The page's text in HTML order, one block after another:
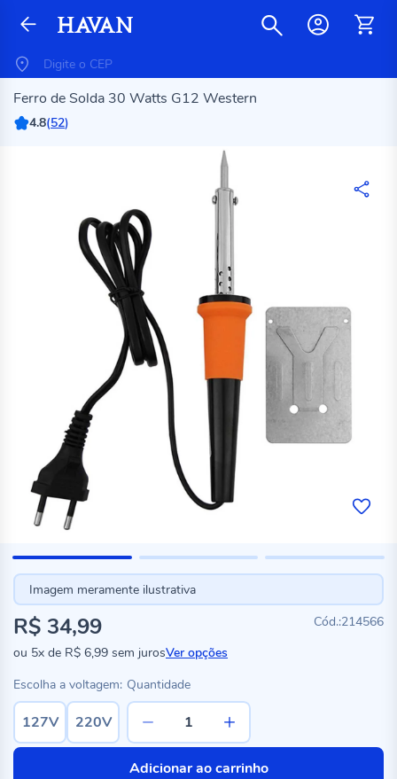
Ferro de Solda 30 Watts G12 Western
4.8(52)
Imagem meramente ilustrativa
214566
R$ 34,99
ou 5x de R$ 6,99 sem jurosVer opções
Escolha a voltagem:
127V 220V
Quantidade
Adicionar ao carrinho